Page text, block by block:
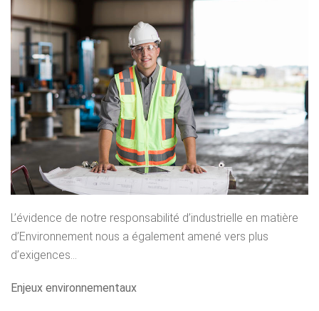
L’évidence de notre responsabilité d’industrielle en matière
d’Environnement nous a également amené vers plus
d’exigences…
Enjeux environnementaux